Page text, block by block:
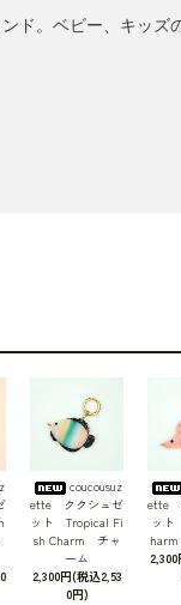
ド。ベビー、キッズ
coucousuz
ette ククシュゼ
ット Tropical Fi
sh Charm チャ
ーム
2,300円(税込2,53
0円)
ette
ッ